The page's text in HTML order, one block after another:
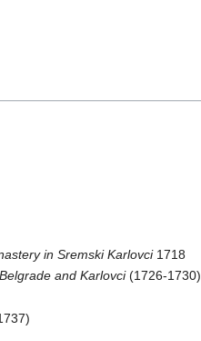
in Sremski Karlovci1718
and Karlovci(1726-1730)